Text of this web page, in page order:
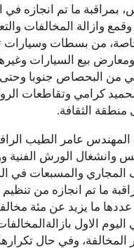
ما تم انجازه في
وازالة المخالفات
من بسطات وسيارات
ومعارض بيع السيارات
من البحصاص جنوبا وحتى
كرامي وتقاطعات
منطقة الثقافة.
المهندس عامر الطيب
وانشغال الورش الفنية
المجاري والمسبعات في
ما تم انجازه من
عددها ما يزيد عن مئة
الاول
المخالفة، وفي حال تكرارها